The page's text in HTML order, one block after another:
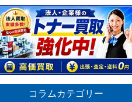
コラムカテゴリー